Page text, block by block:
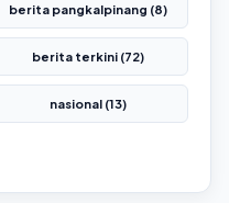
berita pangkalpinang (8)
berita terkini (72)
nasional (13)